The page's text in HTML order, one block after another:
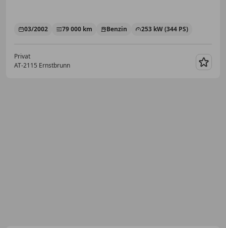
03/2002 79 000 km Benzin 253 kW (344 PS)
Privat
AT-2115 Ernstbrunn